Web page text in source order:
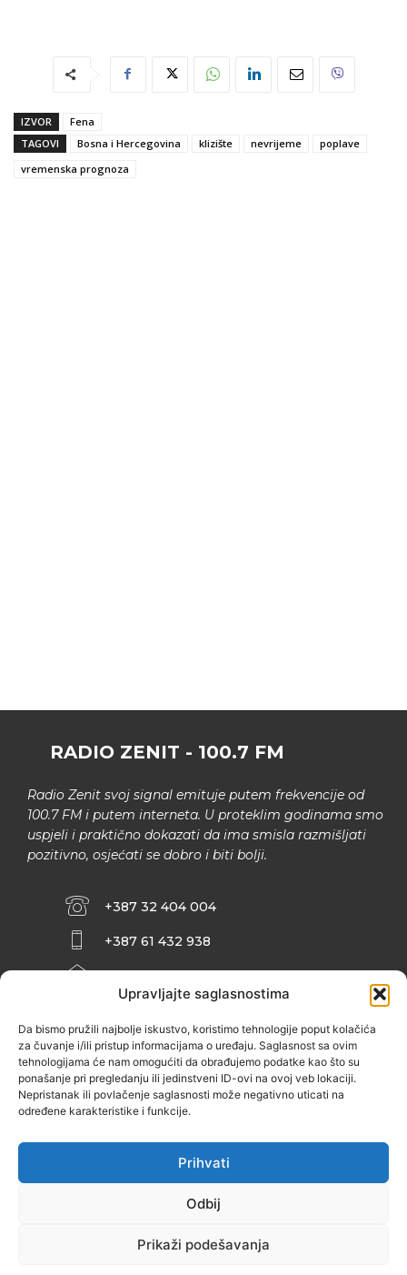
Upravljajte saglasnostima
Da bismo pružili najbolje iskustvo, koristimo tehnologije poput kolačića
za čuvanje i/ili pristup informacijama o uređaju. Saglasnost sa ovim
tehnologijama će nam omogućiti da obrađujemo podatke kao što su
ponašanje pri pregledanju ili jedinstveni ID-ovi na ovoj veb lokaciji.
Nepristanak ili povlačenje saglasnosti može negativno uticati na
određene karakteristike i funkcije.
Prihvati
Odbij
Prikaži podešavanja
IZVOR
Fena
TAGOVI
Bosna i Hercegovina klizište nevrijeme
poplave
vremenska prognoza
RADIO ZENIT - 100.7 FM
Radio Zenit svoj signal emituje putem frekvencije od
100.7 FM i putem interneta. U proteklim godinama smo
uspjeli i praktično dokazati da ima smisla razmišljati
pozitivno, osjećati se dobro i biti bolji.
+387 32 404 004
+387 61 432 938
INFO@ZENIT.BA
ZENIČANKA, 3. SPRAT), 72000 ZENICA